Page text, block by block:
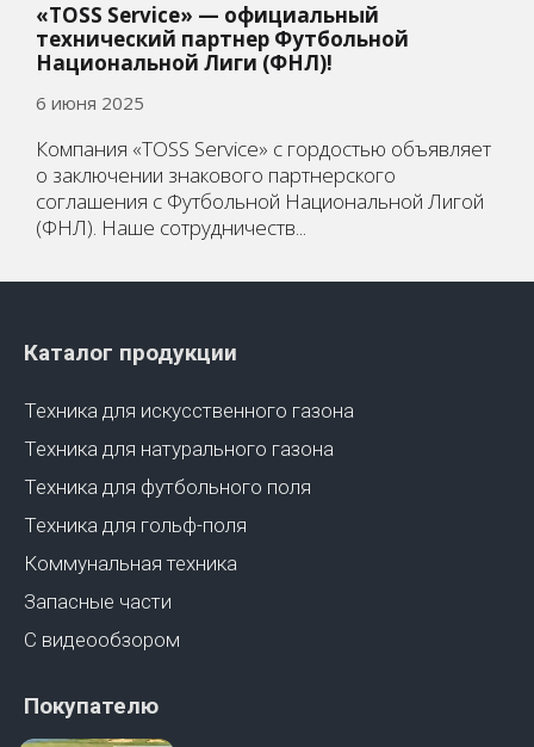
«TOSS Service» — официальный
технический партнер Футбольной
Национальной Лиги (ФНЛ)!
6 июня 2025
Компания «TOSS Service» с гордостью объявляет
о заключении знакового партнерского
соглашения с Футбольной Национальной Лигой
(ФНЛ). Наше сотрудничеств...
Каталог продукции
Техника для искусственного газона
Техника для натурального газона
Техника для футбольного поля
Техника для гольф-поля
Коммунальная техника
Запасные части
С видеообзором
Покупателю